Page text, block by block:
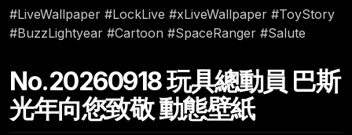
#LiveWallpaper #LockLive #xLiveWallpaper #ToyStory
#BuzzLightyear #Cartoon #SpaceRanger #Salute
No.20260918 玩具總動員 巴斯
光年向您致敬 動態壁紙